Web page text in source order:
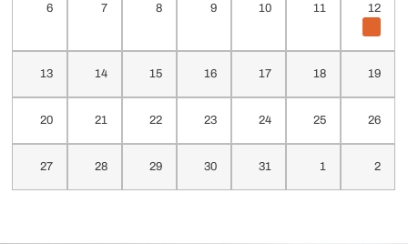
6 7 8 9 10 11 12
13 14 15 16 17 18 19
20 21 22 23 24 25 26
27 28 29 30 31 1 2